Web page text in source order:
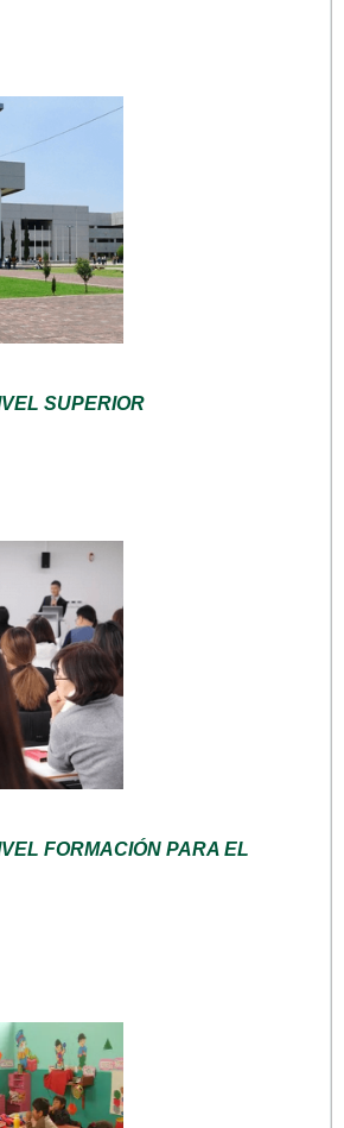
SUPERIOR
FORMACIÓN PARA EL